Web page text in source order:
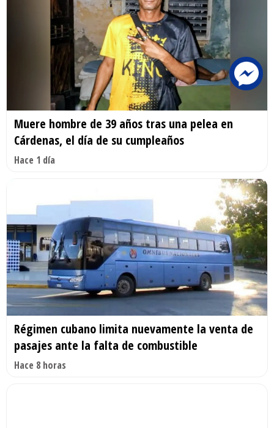
Muere hombre de 39 años tras una pelea en
Cárdenas, el día de su cumpleaños
Hace 1 día
Régimen cubano limita nuevamente la venta de
pasajes ante la falta de combustible
Hace 8 horas